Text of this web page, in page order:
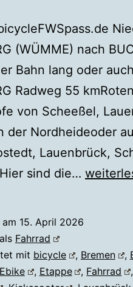
(WÜMME) nach
Bahn lang oder
Radweg 55
von Scheeßel,
der Nordheideoder
Lauenbrück,
sind die… Fahrrad
15. April 2026
Fahrrad
mit bicycle , Bremen ,
Ebike , Etappe , Fahrrad ,